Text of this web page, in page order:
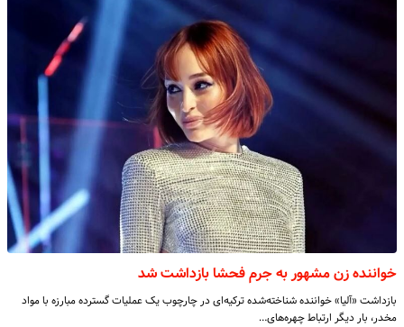
خواننده زن مشهور به جرم فحشا بازداشت شد
بازداشت «آلیا» خواننده شناخته‌شده ترکیه‌ای در چارچوب یک عملیات گسترده مبارزه با مواد
مخدر، بار دیگر ارتباط چهره‌های…